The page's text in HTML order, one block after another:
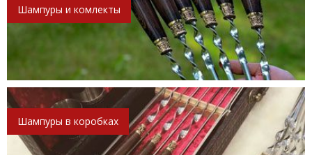
Шампуры и комлекты
Шампуры в коробках